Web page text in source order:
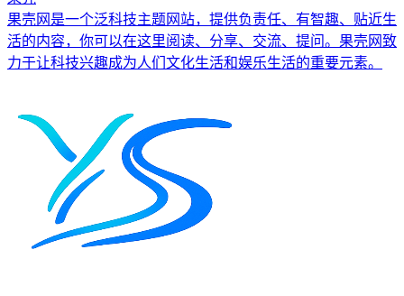
果壳网是一个泛科技主题网站，提供负责任、有智趣、贴近生
活的内容，你可以在这里阅读、分享、交流、提问。果壳网致
力于让科技兴趣成为人们文化生活和娱乐生活的重要元素。